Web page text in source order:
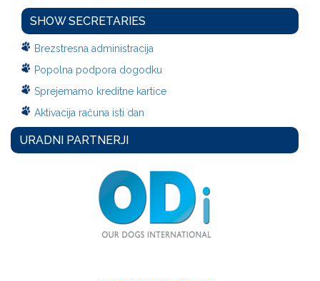
SHOW SECRETARIES
Brezstresna administracija
Popolna podpora dogodku
Sprejemamo kreditne kartice
Aktivacija računa isti dan
URADNI PARTNERJI